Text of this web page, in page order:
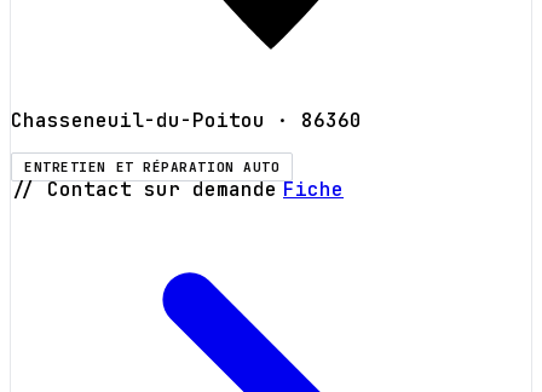
Chasseneuil-du-Poitou · 86360
ENTRETIEN ET RÉPARATION AUTO
// Contact sur demande Fiche